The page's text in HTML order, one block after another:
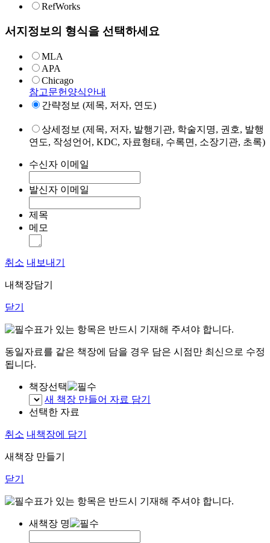
RefWorks
서지정보의 형식을 선택하세요
MLA
APA
Chicago
참고문헌양식안내
간략정보 (제목, 저자, 연도)
상세정보 (제목, 저자, 발행기관, 학술지명, 권호, 발행
연도, 작성언어, KDC, 자료형태, 수록면, 소장기관, 초록)
수신자 이메일
발신자 이메일
제목
메모
취소 내보내기
내책장담기
닫기
표가 있는 항목은 반드시 기재해 주셔야 합니다.
동일자료를 같은 책장에 담을 경우 담은 시점만 최신으로 수정
됩니다.
책장선택
새 책장 만들어 자료 담기
선택한 자료
취소 내책장에 담기
새책장 만들기
닫기
표가 있는 항목은 반드시 기재해 주셔야 합니다.
새책장 명